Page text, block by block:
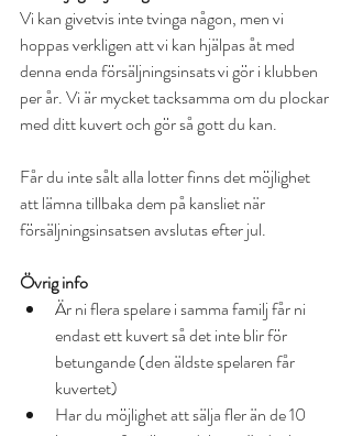
Vi kan givetvis inte tvinga någon, men vi
hoppas verkligen att vi kan hjälpas åt med
denna enda försäljningsinsats vi gör i klubben
per år. Vi är mycket tacksamma om du plockar
med ditt kuvert och gör så gott du kan.
Får du inte sålt alla lotter finns det möjlighet
att lämna tillbaka dem på kansliet när
försäljningsinsatsen avslutas efter jul.
Övrig info
Är ni flera spelare i samma familj får ni
endast ett kuvert så det inte blir för
betungande (den äldste spelaren får
kuvertet)
Har du möjlighet att sälja fler än de 10